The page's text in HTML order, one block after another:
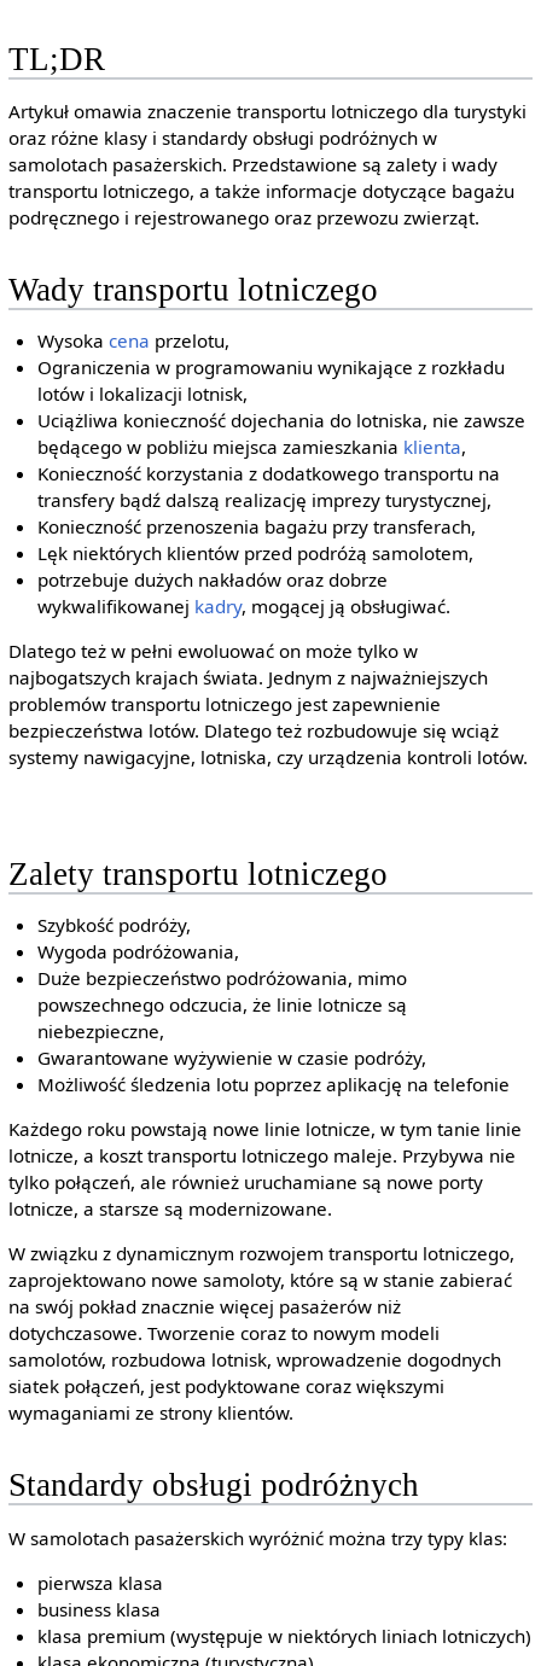
TL;DR
Artykuł omawia znaczenie transportu lotniczego dla turystyki
oraz różne klasy i standardy obsługi podróżnych w
samolotach pasażerskich. Przedstawione są zalety i wady
transportu lotniczego, a także informacje dotyczące bagażu
podręcznego i rejestrowanego oraz przewozu zwierząt.
Wady transportu lotniczego
Wysokacena przelotu,
Ograniczenia w programowaniu wynikające z rozkładu
lotów i lokalizacji lotnisk,
Uciążliwa konieczność dojechania do lotniska, nie zawsze
będącego w pobliżu miejsca zamieszkania klienta,
Konieczność korzystania z dodatkowego transportu na
transfery bądź dalszą realizację imprezy turystycznej,
Konieczność przenoszenia bagażu przy transferach,
Lęk niektórych klientów przed podróżą samolotem,
potrzebuje dużych nakładów oraz dobrze
wykwalifikowanej kadry, mogącej ją obsługiwać.
Dlatego też w pełni ewoluować on może tylko w
najbogatszych krajach świata. Jednym z najważniejszych
problemów transportu lotniczego jest zapewnienie
bezpieczeństwa lotów. Dlatego też rozbudowuje się wciąż
systemy nawigacyjne, lotniska, czy urządzenia kontroli lotów.
Zalety transportu lotniczego
Szybkość podróży,
Wygoda podróżowania,
Duże bezpieczeństwo podróżowania, mimo
powszechnego odczucia, że linie lotnicze są
niebezpieczne,
Gwarantowane wyżywienie w czasie podróży,
Możliwość śledzenia lotu poprzez aplikację na telefonie
Każdego roku powstają nowe linie lotnicze, w tym tanie linie
lotnicze, a koszt transportu lotniczego maleje. Przybywa nie
tylko połączeń, ale również uruchamiane są nowe porty
lotnicze, a starsze są modernizowane.
W związku z dynamicznym rozwojem transportu lotniczego,
zaprojektowano nowe samoloty, które są w stanie zabierać
na swój pokład znacznie więcej pasażerów niż
dotychczasowe. Tworzenie coraz to nowym modeli
samolotów, rozbudowa lotnisk, wprowadzenie dogodnych
siatek połączeń, jest podyktowane coraz większymi
wymaganiami ze strony klientów.
Standardy obsługi podróżnych
W samolotach pasażerskich wyróżnić można trzy typy klas:
pierwsza klasa
business klasa
klasa premium (występuje w niektórych liniach lotniczych)